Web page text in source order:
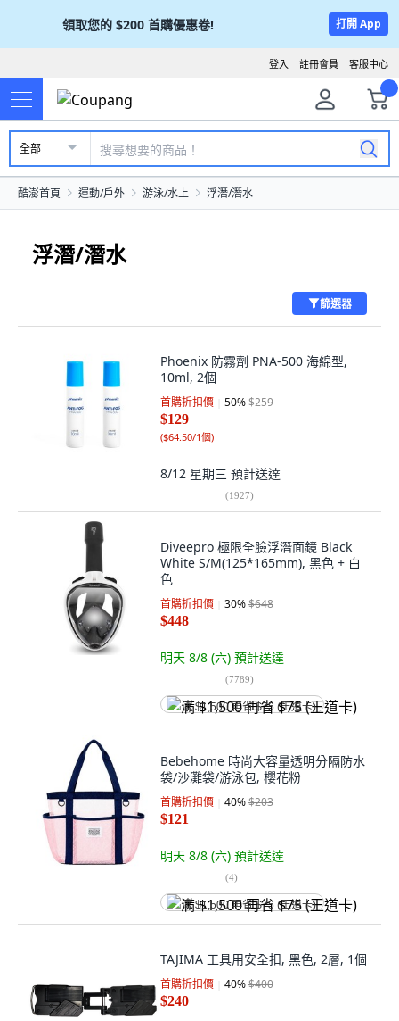
領取您的 $200 首購優惠卷! 打開 App
客服中心
註冊會員
登入
全部
酷澎首頁 運動/戶外 游泳/水上 浮潛/潛水
浮潛/潛水
篩選器
Phoenix 防霧劑 PNA-500 海綿型,
10ml, 2個
首購折扣價 50%$259
$129
($64.50/1個)
8/12 星期三 預計送達
(1927)
Diveepro 極限全臉浮潛面鏡 Black
White S/M(125*165mm), 黑色 + 白
色
首購折扣價 30%$648
$448
明天 8/8 (六) 預計送達
(7789)
满 $1,500 再省 $75 (王道卡)
Bebehome 時尚大容量透明分隔防水
袋/沙灘袋/游泳包, 櫻花粉
首購折扣價 40%$203
$121
明天 8/8 (六) 預計送達
(4)
满 $1,500 再省 $75 (王道卡)
TAJIMA 工具用安全扣, 黑色, 2層, 1個
首購折扣價 40%$400
$240